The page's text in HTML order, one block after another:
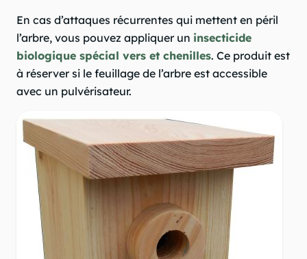
En cas d’attaques récurrentes qui mettent en péril
l’arbre, vous pouvez appliquer un insecticide
biologique spécial vers et chenilles. Ce produit est
à réserver si le feuillage de l’arbre est accessible
avec un pulvérisateur.